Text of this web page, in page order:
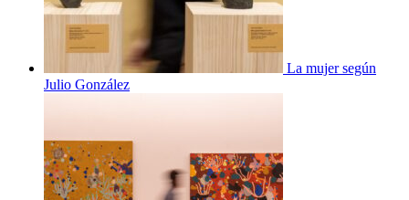
La mujer según
Julio González